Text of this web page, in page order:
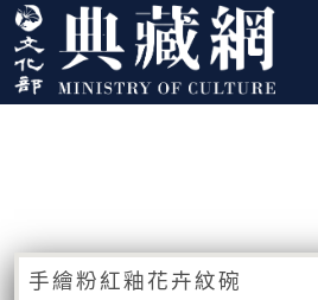
跳到主要內容
:::
手繪粉紅釉花卉紋碗